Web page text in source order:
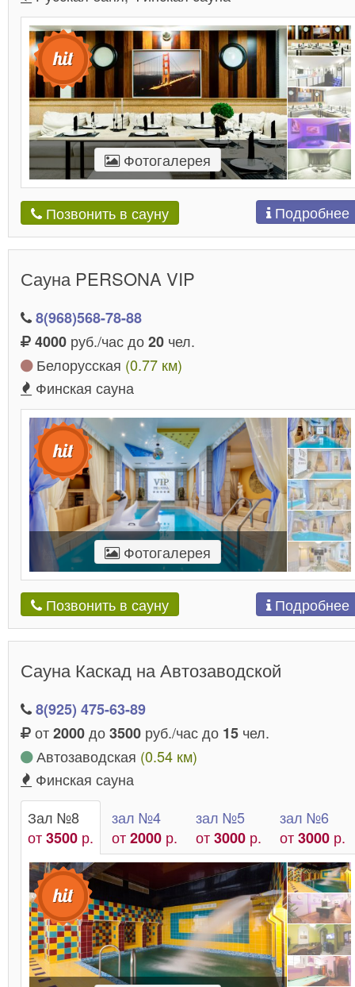
Фотогалерея
Позвонить в сауну Подробнее
Сауна PERSONA VIP
8(968)568-78-88
4000 руб./час до20 чел.
Белорусская (0.77 км)
Финская сауна
Фотогалерея
Позвонить в сауну Подробнее
Сауна Каскад на Автозаводской
8(925) 475-63-89
от2000до3500 руб./час до 15 чел.
Автозаводская (0.54 км)
Финская сауна
Зал №8
от3500 р.
зал №4
от2000 р.
зал №5
от3000 р.
зал №6
от3000 р.